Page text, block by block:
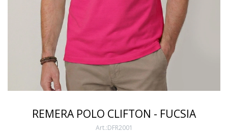
REMERA POLO CLIFTON - FUCSIA
DFR2001